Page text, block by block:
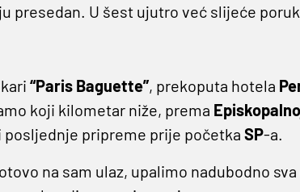
presedan. U šest ujutro već slijeće
“Paris Baguette”, prekoputa hotela
koji kilometar niže, prema
pripreme prije početka SP-a.
na sam ulaz, upalimo nadubodno